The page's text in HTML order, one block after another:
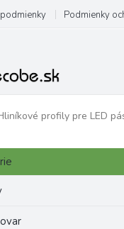
Podmienky
profily pre LED